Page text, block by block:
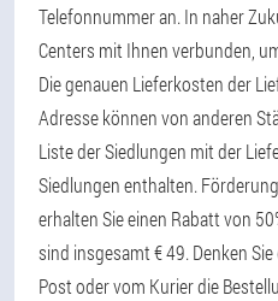
Telefonnummer an. In naher
Centers mit Ihnen verbunden,
Die genauen Lieferkosten der
Adresse können von anderen
Liste der Siedlungen mit der
Siedlungen enthalten.
erhalten Sie einen Rabatt von
sind insgesamt € 49. Denken
Post oder vom Kurier die